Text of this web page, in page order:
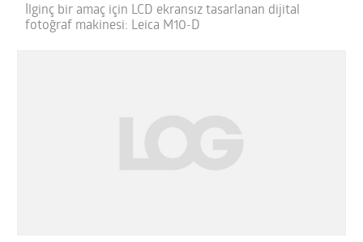
İlginç bir amaç için LCD ekransız tasarlanan dijital
fotoğraf makinesi: Leica M10-D